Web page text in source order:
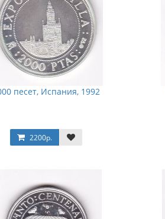
песет, Испания, 1992
2200р.